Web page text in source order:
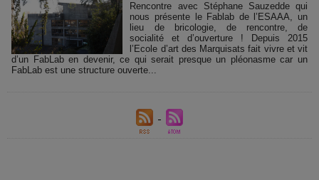
Rencontre avec Stéphane Sauzedde qui
nous présente le Fablab de l’ESAAA, un
lieu de bricologie, de rencontre, de
socialité et d’ouverture ! Depuis 2015
l’Ecole d’art des Marquisats fait vivre et vit
d’un FabLab en devenir, ce qui serait presque un pléonasme car un
FabLab est une structure ouverte...